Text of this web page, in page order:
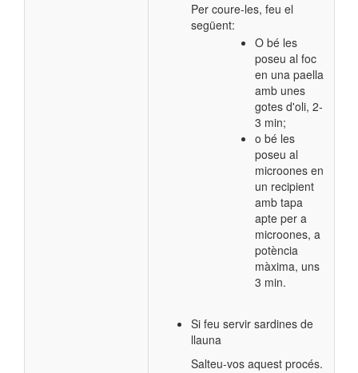
Per coure-les, feu el
següent:
​​O bé les
poseu al foc
en una paella
amb unes
gotes d'oli, 2-
3 min;
o bé les
poseu al
microones en
un recipient
amb tapa
apte per a
microones, a
potència
màxima, uns
3 min.
Si feu servir sardines de
llauna
Salteu-vos aquest procés.